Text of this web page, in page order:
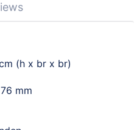
(h x br x br)
mm